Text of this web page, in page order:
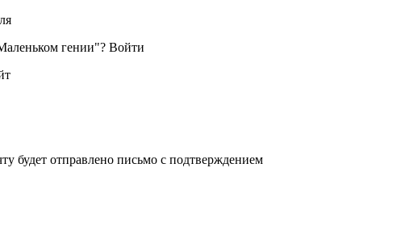
гении"? Войти
будет отправлено письмо с подтверждением